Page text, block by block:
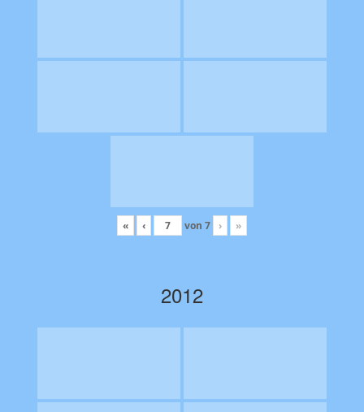
« ‹ von 7 › »
2012